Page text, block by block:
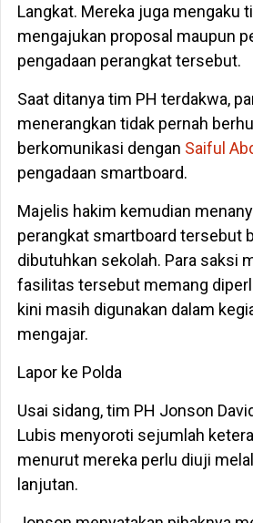
Langkat. Mereka juga mengaku
mengajukan proposal maupun
pengadaan perangkat tersebut.
Saat ditanya tim PH terdakwa,
menerangkan tidak pernah
berkomunikasi dengan Saiful
pengadaan smartboard.
Majelis hakim kemudian
perangkat smartboard tersebut
dibutuhkan sekolah. Para saksi
fasilitas tersebut memang
kini masih digunakan dalam
mengajar.
Lapor ke Polda
Usai sidang, tim PH Jonson
Lubis menyoroti sejumlah
menurut mereka perlu diuji
lanjutan.